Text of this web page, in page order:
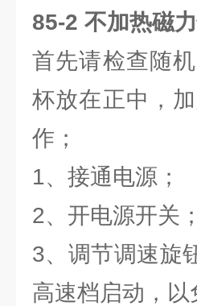
85-2 不加热磁
首先请检查随
杯放在正中，
作；
1、接通电源；
2、开电源开关；
3、调节调速旋
高速档启动，